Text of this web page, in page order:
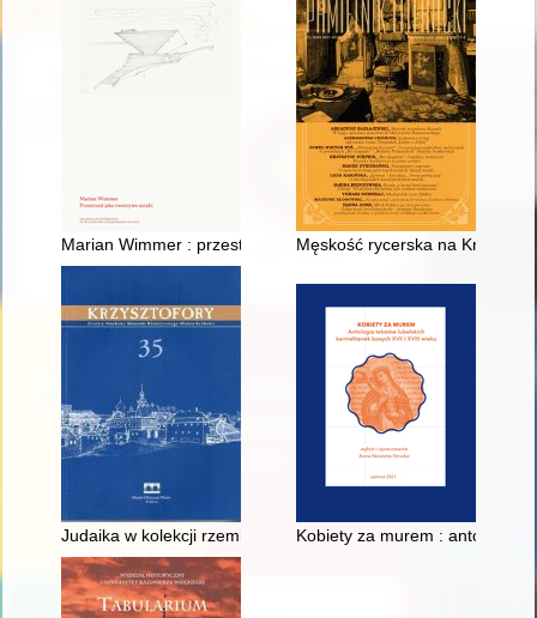
Marian Wimmer : przestrzeń jako tworzywo sztuki
Męskość rycerska na Kresach
Judaika w kolekcji rzemiosła artystycznego Muzeum Książąt
Kobiety za murem : antologia